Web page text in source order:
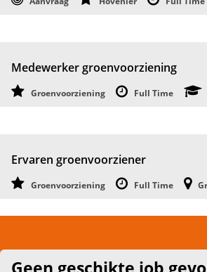
Medewerker groenvoorziening
Groenvoorziening Full Time
Ervaren groenvoorziener
Groenvoorziening Full Time